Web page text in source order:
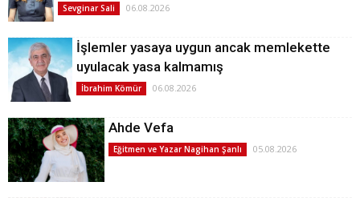
Sevginar Sali 06.08.2026
İşlemler yasaya uygun ancak memlekette
uyulacak yasa kalmamış
İbrahim Kömür 06.08.2026
Ahde Vefa
Eğitmen ve Yazar Nagihan Şanlı 05.08.2026